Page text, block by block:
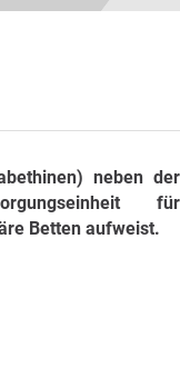
neben der
für
Betten aufweist.